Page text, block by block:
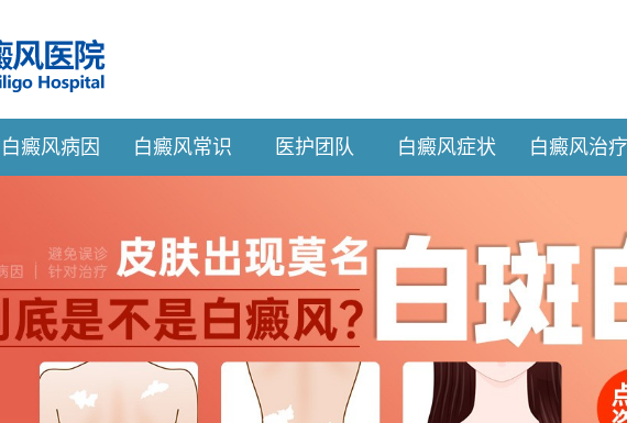
白癜风病因 白癜风常识 医护团队 白癜风症状 白癜风治疗